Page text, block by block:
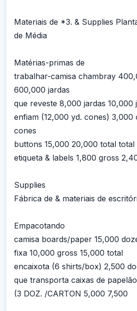
Materiais de *3. & Supplies
de Média
Matérias-primas de
trabalhar-camisa chambray
600,000 jardas
que reveste 8,000 jardas 10,000
enfiam (12,000 yd. cones) 3,000
cones
buttons 15,000 20,000 total total
etiqueta & labels 1,800 gross
Supplies
Fábrica de & materiais de
Empacotando
camisa boards/paper 15,000
fixa 10,000 gross 15,000 total
encaixota (6 shirts/box) 2,500
que transporta caixas de papelão
(3 DOZ. /CARTON 5,000 7,500